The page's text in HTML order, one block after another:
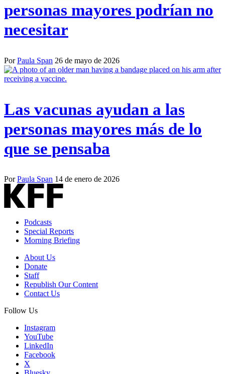
personas mayores podrían no
necesitar
PorPaula Span 26 de mayo de 2026
Las vacunas ayudan a las
personas mayores más de lo
que se pensaba
PorPaula Span 14 de enero de 2026
Podcasts
Special Reports
Morning Briefing
About Us
Donate
Staff
Republish Our Content
Contact Us
Follow Us
Instagram
YouTube
LinkedIn
Facebook
X